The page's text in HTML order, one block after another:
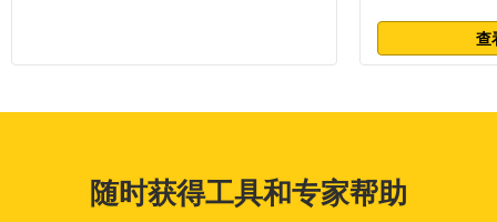
查
随时获得工具和专家帮助